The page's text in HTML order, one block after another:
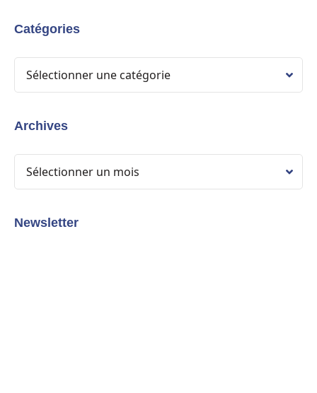
Catégories
Archives
Newsletter